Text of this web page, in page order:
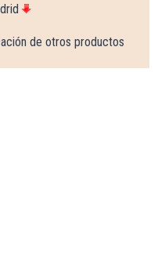
de otros productos